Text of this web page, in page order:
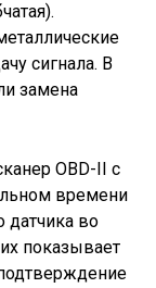
сигнала. В
замена
OBD-II с
времени
датчика во
показывает